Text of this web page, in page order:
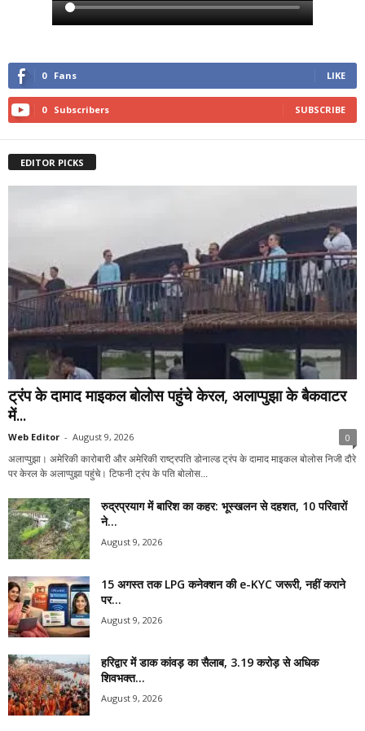
0 Fans LIKE
0 Subscribers SUBSCRIBE
EDITOR PICKS
ट्रंप के दामाद माइकल बोलोस पहुंचे केरल, अलाप्पुझा के बैकवाटर
में...
Web Editor - August 9, 2026 0
अलाप्पुझा। अमेरिकी कारोबारी और अमेरिकी राष्ट्रपति डोनाल्ड ट्रंप के दामाद माइकल बोलोस निजी दौरे
पर केरल के अलाप्पुझा पहुंचे। टिफनी ट्रंप के पति बोलोस...
रुद्रप्रयाग में बारिश का कहर: भूस्खलन से दहशत, 10 परिवारों
ने...
August 9, 2026
15 अगस्त तक LPG कनेक्शन की e-KYC जरूरी, नहीं कराने
पर...
August 9, 2026
हरिद्वार में डाक कांवड़ का सैलाब, 3.19 करोड़ से अधिक
शिवभक्त...
August 9, 2026